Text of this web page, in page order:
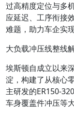
过高精度定位与多
应延迟、工序衔接
难题，助力车企实
大负载冲压线整线
埃斯顿自成立以来
淀，构建了从核心
主研发的ER150-
车身覆盖件冲压等